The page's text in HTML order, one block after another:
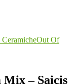
Out Of
Mix – Saicis